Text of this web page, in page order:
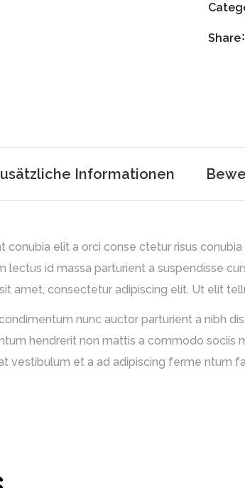
Share
Informationen
elit a orci conse ctetur risus
lectus id massa parturient a suspendisse
amet, consectetur adipiscing elit. Ut elit
nunc auctor parturient a nibh
hendrerit non mattis a commodo sociis
vestibulum et a ad adipiscing ferme ntum